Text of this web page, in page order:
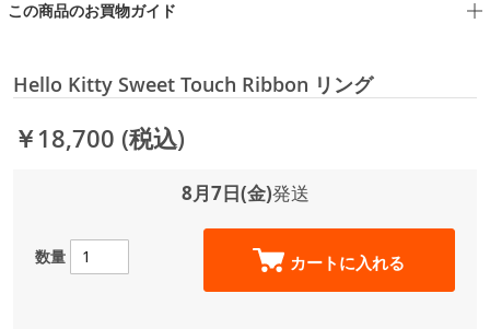
この商品のお買物ガイド
Hello Kitty Sweet Touch Ribbon リング
￥18,700 (税込)
8月7日(金)発送
数量 カートに入れる